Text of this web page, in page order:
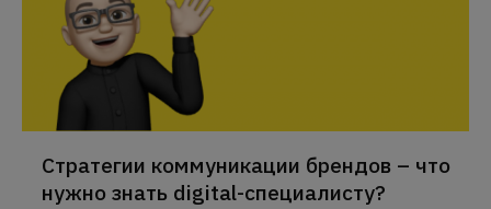
Стратегии коммуникации брендов – что
нужно знать digital-специалисту?